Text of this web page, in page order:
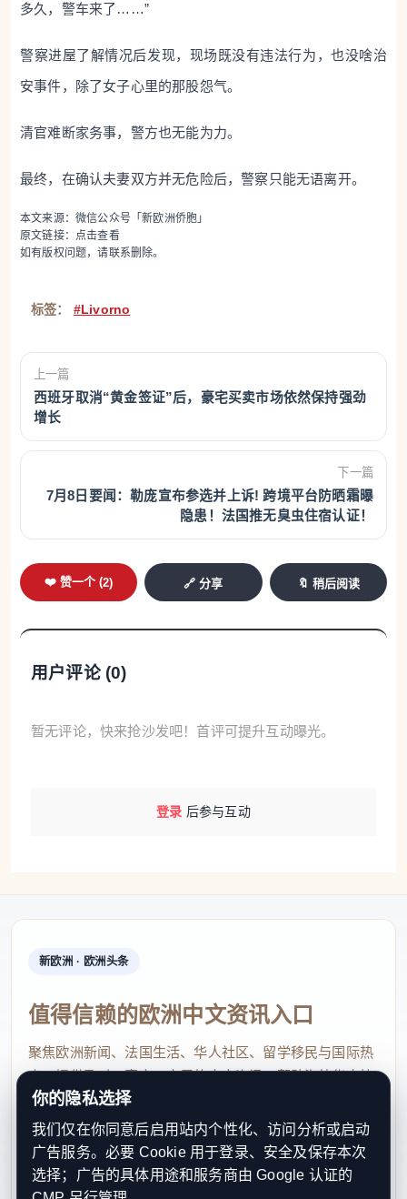
多久，警车来了……”
警察进屋了解情况后发现，现场既没有违法行为，也没啥治
安事件，除了女子心里的那股怨气。
清官难断家务事，警方也无能为力。
最终，在确认夫妻双方并无危险后，警察只能无语离开。
本文来源：微信公众号「新欧洲侨胞」
原文链接： 点击查看
如有版权问题，请联系删除。
标签： #Livorno
上一篇
西班牙取消“黄金签证”后，豪宅买卖市场依然保持强劲
增长
下一篇
7月8日要闻：勒庞宣布参选并上诉! 跨境平台防晒霜曝
隐患！法国推无臭虫住宿认证！
❤️ 赞一个 (2) 🔗 分享 🔖 稍后阅读
用户评论 (0)
暂无评论，快来抢沙发吧！首评可提升互动曝光。
登录 后参与互动
新欧洲 · 欧洲头条
值得信赖的欧洲中文资讯入口
聚焦欧洲新闻、法国生活、华人社区、留学移民与国际热
点，提供及时、真实、实用的中文资讯，帮助海外华人快
速了解欧洲动态。
contact@xinouzhou.com
服务支持、版权与合作：工作日优先处理站务、投稿与权
利通知
你的隐私选择
我们仅在你同意后启用站内个性化、访问分析或启动
广告服务。必要 Cookie 用于登录、安全及保存本次
选择；广告的具体用途和服务商由 Google 认证的